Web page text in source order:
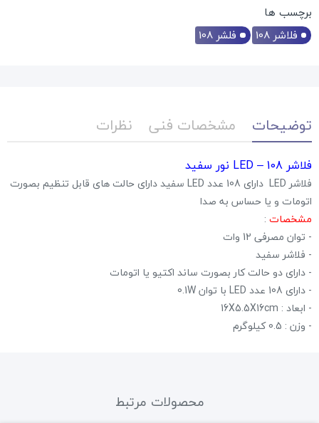
برچسب ها
فلاشر 108
فلشر 108
توضیحات مشخصات فنی نظرات
فلاشر LED – 108 نور سفید
فلاشر LED دارای 108 عدد LED سفید دارای حالت های قابل تنظیم بصورت
اتومات و یا حساس به صدا
مشخصات :
- توان مصرفی 12 وات
- فلاشر سفید
- دارای دو حالت کار بصورت ساند اکتیو یا اتومات
- دارای 108 عدد LED با توان 0.1W
- ابعاد : 16X5.5X16cm
- وزن : 0.5 کیلوگرم
محصولات مرتبط